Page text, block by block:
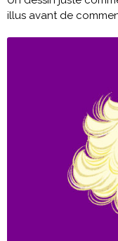
illus avant de